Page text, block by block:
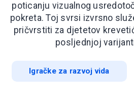
poticanju vizualnog
pokreta. Toj svrsi izvrsno
pričvrstiti za djetetov
posljednjoj
Igračke za razvoj vida